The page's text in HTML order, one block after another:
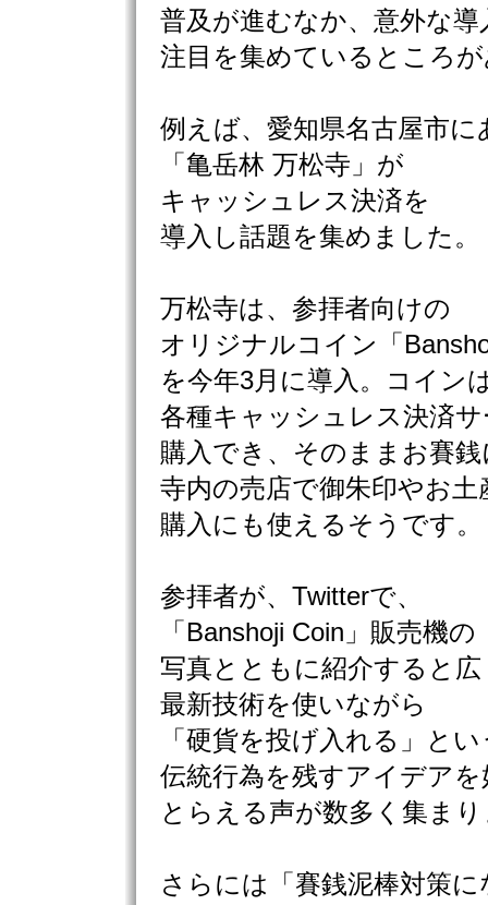
普及が進むなか、意外な導
注目を集めているところ
例えば、愛知県名古屋市に
「亀岳林 万松寺」が
キャッシュレス決済を
導入し話題を集めました。
万松寺は、参拝者向けの
オリジナルコイン「
を今年3月に導入。コイン
各種キャッシュレス決済
購入でき、そのままお賽
寺内の売店で御朱印やお土
購入にも使えるそうです。
参拝者が、Twitterで、
「Banshoji Coin」販売機の
写真とともに紹介すると広
最新技術を使いながら
「硬貨を投げ入れる」とい
伝統行為を残すアイデアを
とらえる声が数多く集ま
さらには「賽銭泥棒対策に